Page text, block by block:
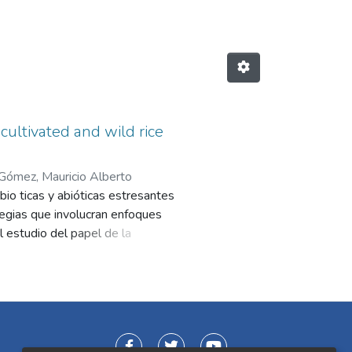
and wild rice
Mauricio Alberto
ticas y abióticas estresantes
que involucran enfoques
estudio del papel de la
epigenéticas, que incluyen
doctoral estudia el
en relación con los niveles de